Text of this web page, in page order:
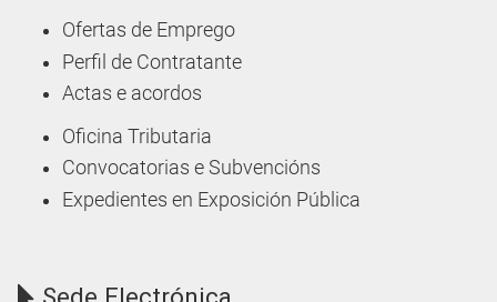
Ofertas de Emprego
Perfil de Contratante
Actas e acordos
Oficina Tributaria
Convocatorias e Subvencións
Expedientes en Exposición Pública